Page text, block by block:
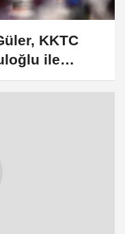
KKTC
ile